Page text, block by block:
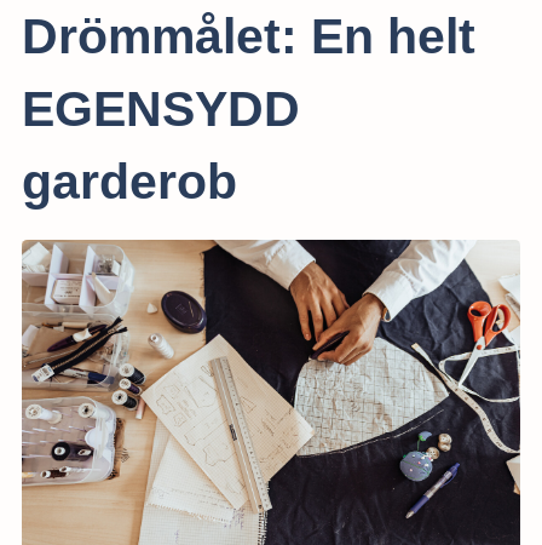
Drömmålet: En helt
EGENSYDD
garderob